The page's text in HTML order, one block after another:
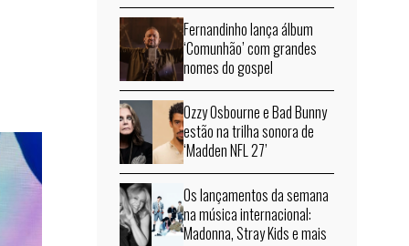
Fernandinho lança álbum
‘Comunhão’ com grandes
nomes do gospel
Ozzy Osbourne e Bad Bunny
estão na trilha sonora de
‘Madden NFL 27’
Os lançamentos da semana
na música internacional:
Madonna, Stray Kids e mais